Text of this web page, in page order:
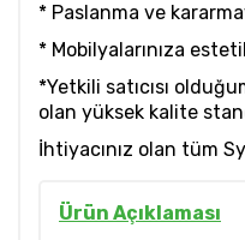
* Paslanma ve
* Mobilyalarınıza
*Yetkili satıcısı
olan yüksek kalite
İhtiyacınız olan tüm
Ürün Açıklaması